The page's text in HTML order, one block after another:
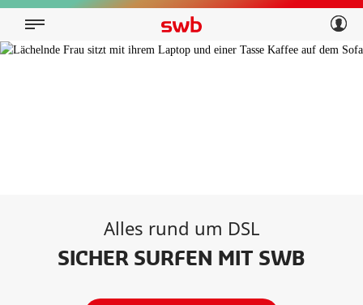
Privatkunden
Geschäftskunden
Alles rund um DSL
SICHER SURFEN MIT SWB